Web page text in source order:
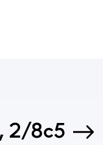
2/8с5